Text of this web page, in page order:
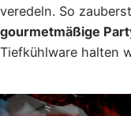
veredeln. So
gourmetmäßige
Tiefkühlware halten